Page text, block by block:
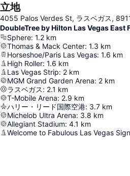
立地
4055 Palos Verdes St, ラスベガス,
DoubleTree by Hilton Las Vegas East
Sphere: 1.2 km
Thomas & Mack Center: 1.3 km
Horseshoe/Paris Las Vegas: 1.6 km
High Roller: 1.6 km
Las Vegas Strip: 2 km
MGM Grand Garden Arena: 2 km
ラスベガス: 2.1 km
T-Mobile Arena: 2.9 km
ハリー・リード国際空港: 3.7 km
Michelob Ultra Arena: 3.8 km
Allegiant Stadium: 4.1 km
Welcome to Fabulous Las Vegas Sign